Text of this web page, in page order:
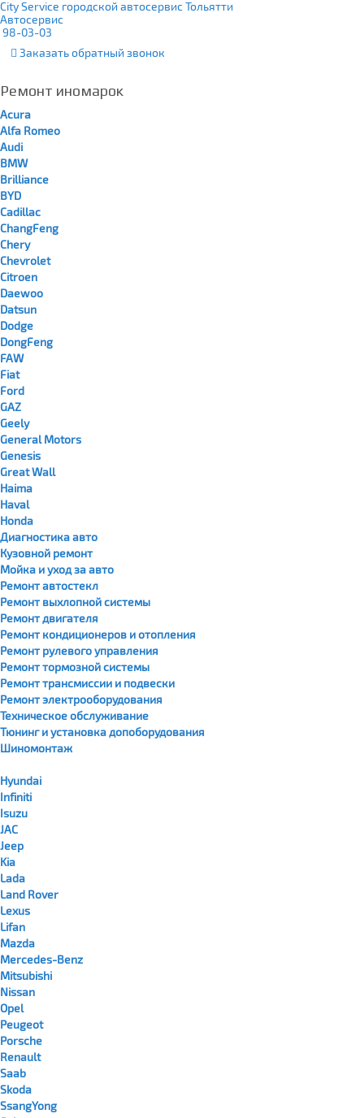
City Service городской автосервис Тольятти
Автосервис
98-03-03
Заказатьобратный звонок
Ремонт иномарок
Acura
Alfa Romeo
Audi
BMW
Brilliance
BYD
Cadillac
ChangFeng
Chery
Chevrolet
Citroen
Daewoo
Datsun
Dodge
DongFeng
FAW
Fiat
Ford
GAZ
Geely
General Motors
Genesis
Great Wall
Haima
Haval
Honda
Диагностика авто
Кузовной ремонт
Мойка и уход за авто
Ремонт автостекл
Ремонт выхлопной системы
Ремонт двигателя
Ремонт кондиционеров и отопления
Ремонт рулевого управления
Ремонт тормозной системы
Ремонт трансмиссии и подвески
Ремонт электрооборудования
Техническое обслуживание
Тюнинг и установка допоборудования
Шиномонтаж
Hyundai
Infiniti
Isuzu
JAC
Jeep
Kia
Lada
Land Rover
Lexus
Lifan
Mazda
Mercedes-Benz
Mitsubishi
Nissan
Opel
Peugeot
Porsche
Renault
Saab
Skoda
SsangYong